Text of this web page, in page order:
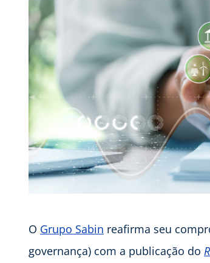
O Grupo Sabin reafirma seu
governança) com a publicação do